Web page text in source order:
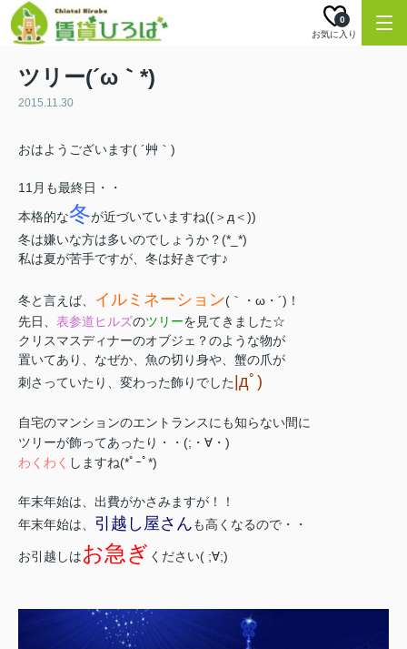
お気に入り
0
ツリー(´ω｀*)
2015.11.30
おはようございます( ´艸｀)
11月も最終日・・
本格的な冬が近づいていますね((＞д＜))
冬は嫌いな方は多いのでしょうか？(*_*)
私は夏が苦手ですが、冬は好きです♪
冬と言えば、 イルミネーション(｀・ω・´)！
先日、 表参道ヒルズのツリーを見てきました☆
クリスマスディナーのオブジェ？のような物が
置いてあり、なぜか、魚の切り身や、蟹の爪が
刺さっていたり、変わった飾りでした |дﾟ)
自宅のマンションのエントランスにも知らない間に
ツリーが飾ってあったり・・(;・∀・)
わくわく しますね(*ﾟｰﾟ*)
年末年始は、出費がかさみますが！！
年末年始は、 引越し屋さんも高くなるので・・
お引越しはお急ぎ ください( ;∀;)